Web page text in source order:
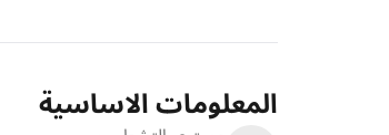
المعلومات الاساسية